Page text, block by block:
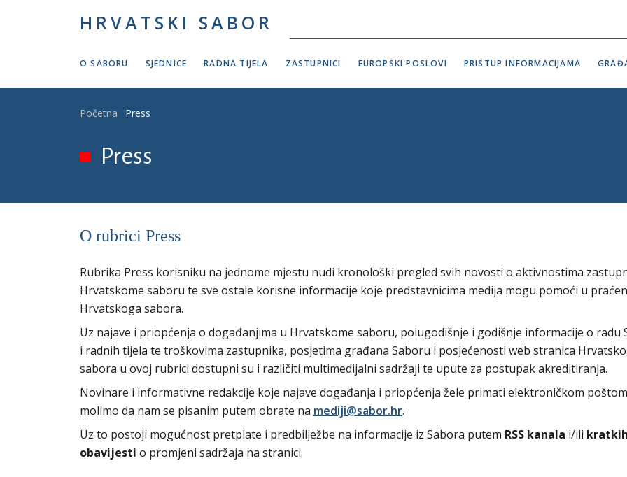
HRVATSKI SABOR
O SABORU SJEDNICE RADNA TIJELA ZASTUPNICI EUROPSKI POSLOVI PRISTUP INFORMACIJAMA
Breadcrumb
Početna Press
Press
O rubrici Press
Rubrika Press korisniku na jednome mjestu nudi kronološki pregled svih novosti o aktivnostima
Hrvatskome saboru te sve ostale korisne informacije koje predstavnicima medija mogu pomoći u
Hrvatskoga sabora.
Uz najave i priopćenja o događanjima u Hrvatskome saboru, polugodišnje i godišnje informacije o radu
i radnih tijela te troškovima zastupnika, posjetima građana Saboru i posjećenosti web stranica
sabora u ovoj rubrici dostupni su i različiti multimedijalni sadržaji te upute za postupak akreditiranja.
Novinare i informativne redakcije koje najave događanja i priopćenja žele primati elektroničkom
molimo da nam se pisanim putem obrate na mediji@sabor.hr.
Uz to postoji mogućnost pretplate i predbilježbe na informacije iz Sabora putem RSS kanala i/ili kratkih
obavijesti o promjeni sadržaja na stranici.